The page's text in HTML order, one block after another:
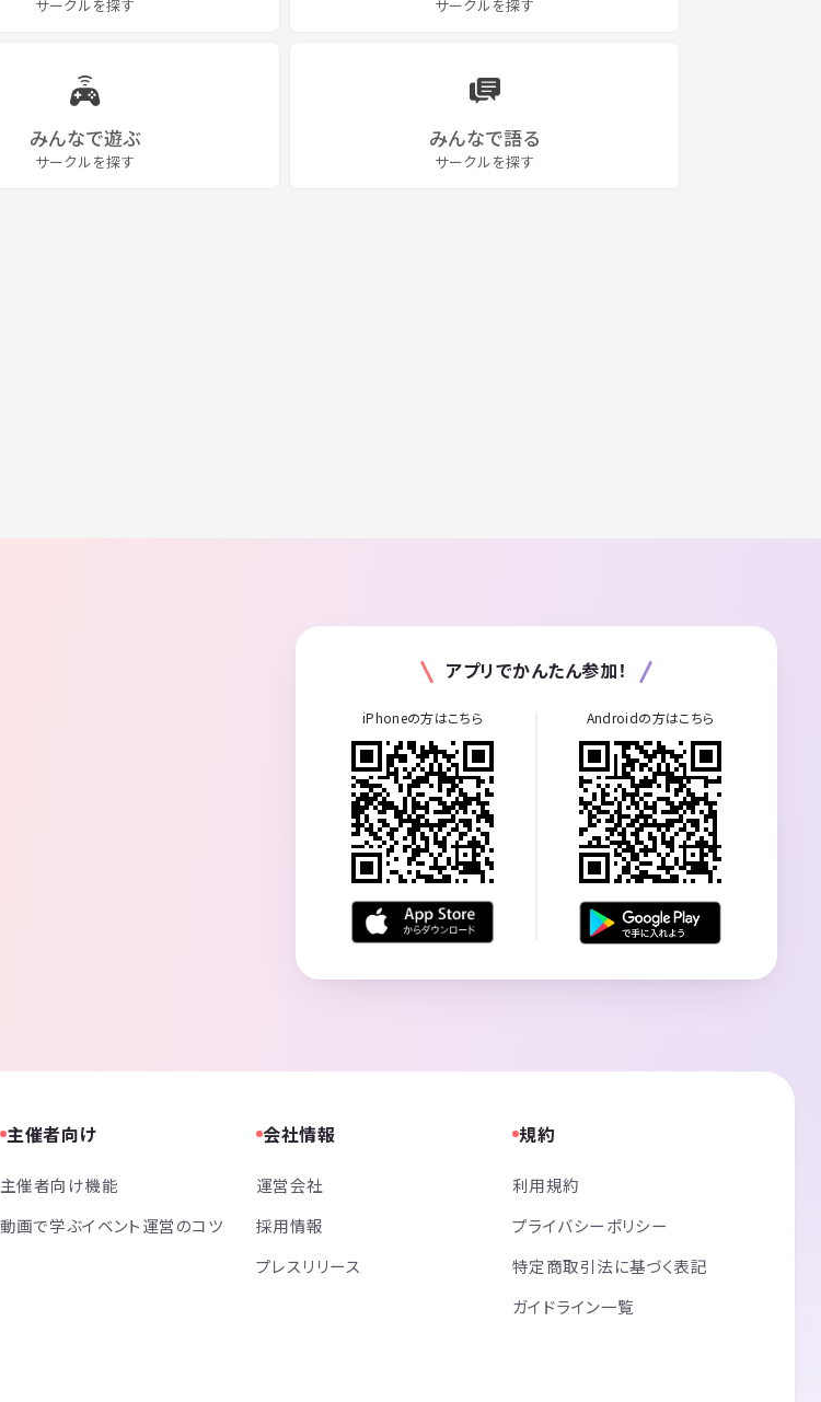
サークルを探す サークルを探す
みんなで遊ぶ
サークルを探す
みんなで語る
サークルを探す
アプリでかんたん参加！
iPhoneの方はこちら Androidの方はこちら
主催者向け
主催者向け機能
動画で学ぶイベント運営のコツ
会社情報
運営会社
採用情報
プレスリリース
規約
利用規約
プライバシーポリシー
特定商取引法に基づく表記
ガイドライン一覧